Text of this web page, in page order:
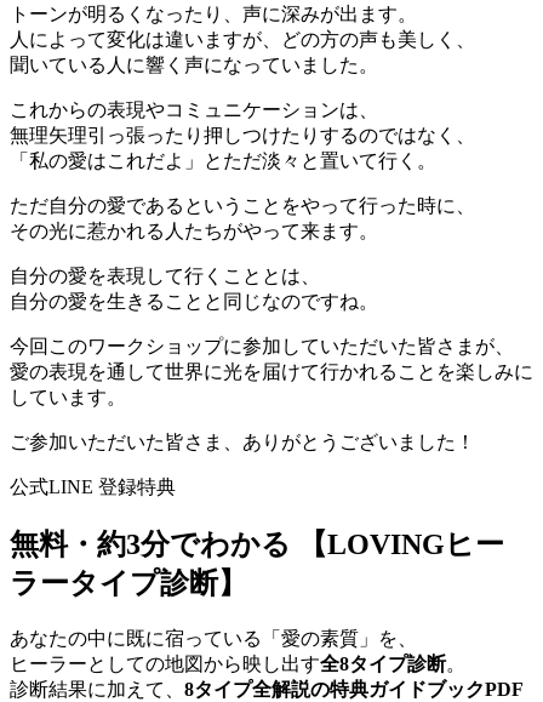
トーンが明るくなったり、声に深みが出ます。
人によって変化は違いますが、どの方の声も美しく、
聞いている人に響く声になっていました。
これからの表現やコミュニケーションは、
無理矢理引っ張ったり押しつけたりするのではなく、
「私の愛はこれだよ」とただ淡々と置いて行く。
ただ自分の愛であるということをやって行った時に、
その光に惹かれる人たちがやって来ます。
自分の愛を表現して行くこととは、
自分の愛を生きることと同じなのですね。
今回このワークショップに参加していただいた皆さまが、
愛の表現を通して世界に光を届けて行かれることを楽しみに
しています。
ご参加いただいた皆さま、ありがとうございました！
公式LINE 登録特典
無料・約3分でわかる
【LOVINGヒー
ラータイプ診断】
あなたの中に既に宿っている「愛の素質」を、
ヒーラーとしての地図から映し出す全8タイプ診断。
診断結果に加えて、 8タイプ全解説の特典ガイドブックPDF